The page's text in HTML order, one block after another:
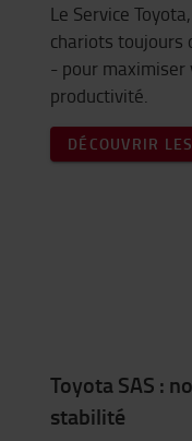
Le Service
chariots toujours
- pour
productivité.
DÉCOUVRIR
Toyota SAS :
stabilité